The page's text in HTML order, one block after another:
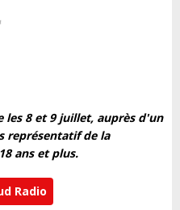
les 8 et 9 juillet, auprès d'un
représentatif de la
ans et plus.
Radio